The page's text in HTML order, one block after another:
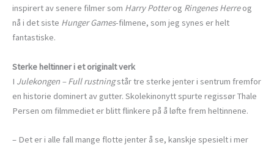
inspirert av senere filmer som Harry Potterog Ringenes Herreog
nå i det siste Hunger Games-filmene, som jeg synes er helt
fantastiske.
Sterke heltinner i et originalt verk
I Julekongen – Full rustningstår tre sterke jenter i sentrum fremfor
en historie dominert av gutter. Skolekinonytt spurte regissør Thale
Persen om filmmediet er blitt flinkere på å løfte frem heltinnene.
– Det er i alle fall mange flotte jenter å se, kanskje spesielt i mer